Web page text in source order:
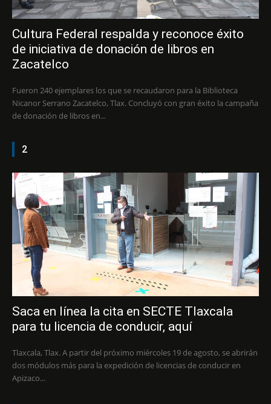
Cultura Federal respalda y reconoce éxito
de iniciativa de donación de libros en
Zacatelco
Fueron 240 ejemplares los que se recaudaron para la Biblioteca
Nicanor Serrano Zacatelco, Tlax. Concluyó con gran éxito la campaña
de donación de libros en...
2
Saca en línea la cita en SECTE Tlaxcala
para tu licencia de conducir, aquí
Tlaxcala, Tlax. A partir del próximo miércoles 19 de agosto, se abrirán
dos módulos más para la expedición de licencias de conducir en
Apizaco...